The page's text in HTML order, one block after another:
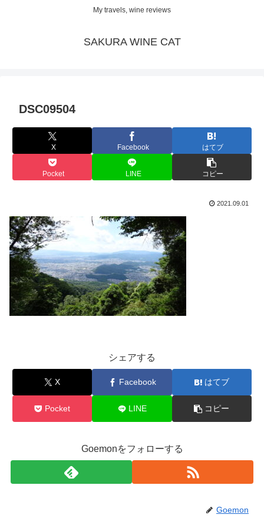
My travels, wine reviews
SAKURA WINE CAT
DSC09504
X Facebook はてブ
Pocket LINE コピー
2021.09.01
シェアする
X Facebook はてブ
Pocket LINE コピー
Goemonをフォローする
Goemon